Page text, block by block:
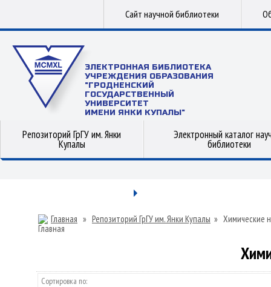
Сайт научной библиотеки
ЭЛЕКТРОННАЯ БИБЛИОТЕКА
УЧРЕЖДЕНИЯ ОБРАЗОВАНИЯ
"ГРОДНЕНСКИЙ
ГОСУДАРСТВЕННЫЙ
УНИВЕРСИТЕТ
ИМЕНИ ЯНКИ КУПАЛЫ"
Репозиторий ГрГУ им. Янки
Купалы
Электронный каталог
библиотеки
Главная » Репозиторий ГрГУ им. Янки Купалы » Химические
Сортировка по: